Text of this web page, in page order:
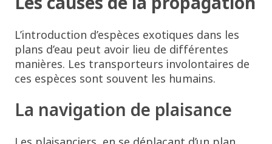
L’introduction d’espèces exotiques dans les
plans d’eau peut avoir lieu de différentes
manières. Les transporteurs involontaires de
ces espèces sont souvent les humains.
La navigation de plaisance